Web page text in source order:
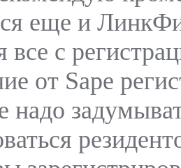
еще и
все с
от Sape
надо